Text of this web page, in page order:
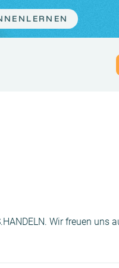
JETZT
Wir freuen uns